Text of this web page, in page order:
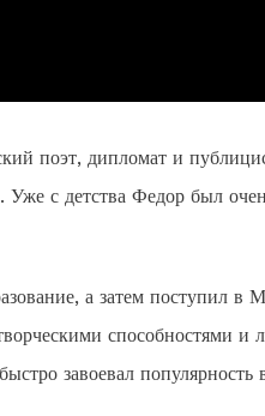
поэт, дипломат и
с детства Федор был
а затем поступил в
способностями
завоевал популярность